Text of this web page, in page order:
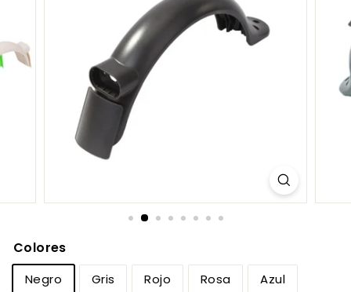
Colores
Negro Gris Rojo Rosa Azul